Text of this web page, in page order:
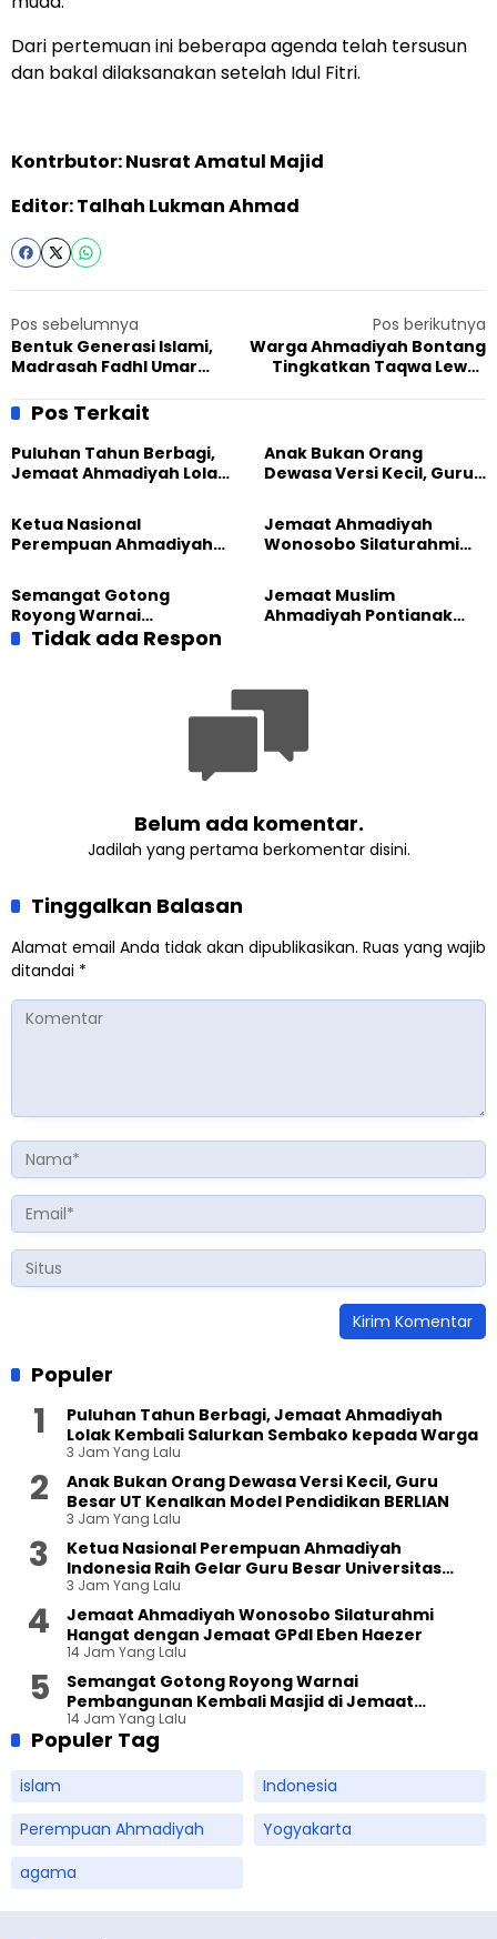
Dari pertemuan ini beberapa agenda telah tersusun
dan bakal dilaksanakan setelah Idul Fitri.
Kontrbutor: Nusrat Amatul Majid
Editor: Talhah Lukman Ahmad
Pos sebelumnya
Bentuk Generasi Islami,
Madrasah Fadhl Umar
bagi Anak-Anak Ahmadi
Pos berikutnya
Warga Ahmadiyah Bontang
Tingkatkan Taqwa Lewat
Pos Terkait
Puluhan Tahun Berbagi,
Jemaat Ahmadiyah Lolak
Sembako kepada Warga
Anak Bukan Orang
Dewasa Versi Kecil, Guru
Pendidikan BERLIAN
Ketua Nasional
Perempuan Ahmadiyah
Besar Universitas
Terbuka
Jemaat Ahmadiyah
Wonosobo Silaturahmi
GPdI Eben Haezer
Semangat Gotong
Royong Warnai
Pembangunan Kembali
Jemaat Muslim
Ahmadiyah Pontianak
Tidak ada Respon
Belum ada komentar.
Jadilah yang pertama berkomentar disini.
Tinggalkan Balasan
Alamat email Anda tidak akan dipublikasikan. Ruas yang wajib
ditandai *
Populer
Puluhan Tahun Berbagi, Jemaat Ahmadiyah
Lolak Kembali Salurkan Sembako kepada Warga
3 Jam Yang Lalu
Anak Bukan Orang Dewasa Versi Kecil, Guru
Besar UT Kenalkan Model Pendidikan BERLIAN
3 Jam Yang Lalu
Ketua Nasional Perempuan Ahmadiyah
Indonesia Raih Gelar Guru Besar Universitas
Terbuka
3 Jam Yang Lalu
Jemaat Ahmadiyah Wonosobo Silaturahmi
Hangat dengan Jemaat GPdI Eben Haezer
14 Jam Yang Lalu
Semangat Gotong Royong Warnai
Pembangunan Kembali Masjid di Jemaat
Ahmadiyah Sukapura
14 Jam Yang Lalu
Populer Tag
islam
Indonesia
Perempuan Ahmadiyah
Yogyakarta
agama